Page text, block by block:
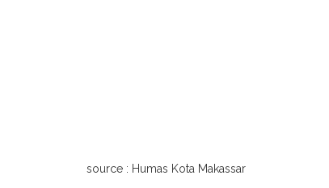
source : Humas Kota Makassar